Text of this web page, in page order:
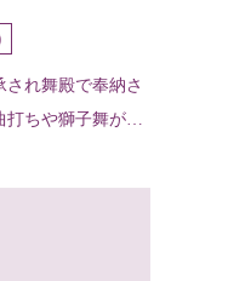
れ舞殿で奉納さ
ちや獅子舞が演